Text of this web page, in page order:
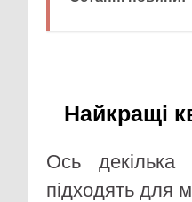
Найкращі
Ось декілька
підходять для